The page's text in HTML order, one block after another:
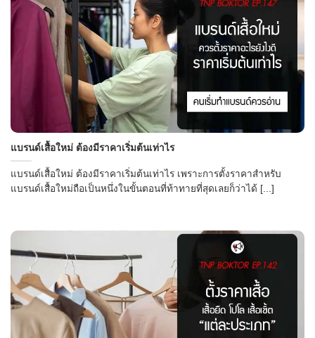
แบรนด์เสื้อใหม่ ต้องมีราคาเริ่มต้นเท่าไร
แบรนด์เสื้อใหม่ ต้องมีราคาเริ่มต้นเท่าไร เพราะการตั้งราคาสำหรับ
แบรนด์เสื้อใหม่ถือเป็นหนึ่งในขั้นตอนที่ท้าทายที่สุดเลยก็ว่าได้ [...]